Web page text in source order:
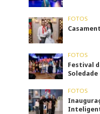
FOTOS
FOTOS
Festival
FOTOS